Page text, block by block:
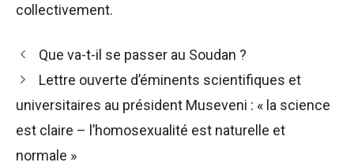
collectivement.
Navigation
des
Que va-t-il se passer au Soudan ?
Lettre ouverte d’éminents scientifiques et
universitaires au président Museveni : « la science
est claire – l’homosexualité est naturelle et
normale »